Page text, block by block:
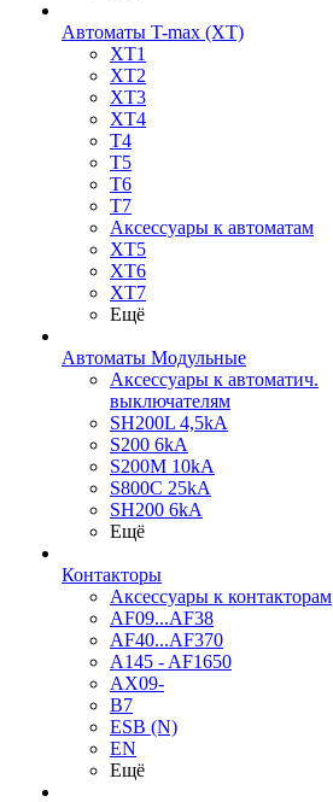
Автоматы T-max (XT)
XT1
XT2
XT3
XT4
T4
T5
T6
T7
Аксессуары к автоматам
XT5
XT6
XT7
Ещё
Автоматы Модульные
Аксессуары к автоматич.
выключателям
SH200L 4,5kA
S200 6kA
S200M 10kA
S800C 25kA
SH200 6kA
Ещё
Контакторы
Аксессуары к контакторам
AF09...AF38
AF40...AF370
A145 - AF1650
AX09-
B7
ESB (N)
EN
Ещё